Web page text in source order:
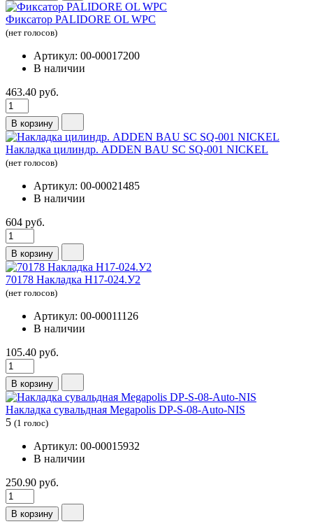
Фиксатор PALIDORE OL WPC
(нет голосов)
Артикул: 00-00017200
В наличии
463.40 руб.
В корзину
Накладка цилиндр. ADDEN BAU SC SQ-001 NICKEL
(нет голосов)
Артикул: 00-00021485
В наличии
604 руб.
В корзину
70178 Накладка Н17-024.У2
(нет голосов)
Артикул: 00-00011126
В наличии
105.40 руб.
В корзину
Накладка сувальдная Megapolis DP-S-08-Auto-NIS
5 (1 голос)
Артикул: 00-00015932
В наличии
250.90 руб.
В корзину